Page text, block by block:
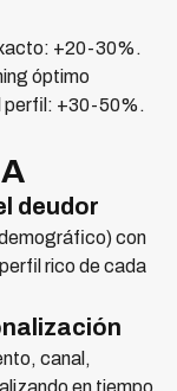
+20-30%.
óptimo
perfil: +30-50%.
deudor
con
rico de cada
canal,
en tiempo